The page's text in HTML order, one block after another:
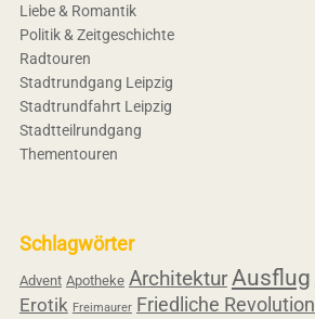
Liebe & Romantik
Politik & Zeitgeschichte
Radtouren
Stadtrundgang Leipzig
Stadtrundfahrt Leipzig
Stadtteilrundgang
Thementouren
Schlagwörter
Advent Apotheke ArchitekturAusflug
Erotik Freimaurer Friedliche Revolution